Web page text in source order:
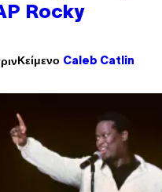
Rocky
Κείμενο Caleb Catlin